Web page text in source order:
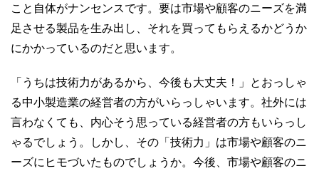
こと自体がナンセンスです。要は市場や顧客のニーズを満
足させる製品を生み出し、それを買ってもらえるかどうか
にかかっているのだと思います。
「うちは技術力があるから、今後も大丈夫！」とおっしゃ
る中小製造業の経営者の方がいらっしゃいます。社外には
言わなくても、内心そう思っている経営者の方もいらっし
ゃるでしょう。しかし、その「技術力」は市場や顧客のニ
ーズにヒモづいたものでしょうか。今後、市場や顧客のニ